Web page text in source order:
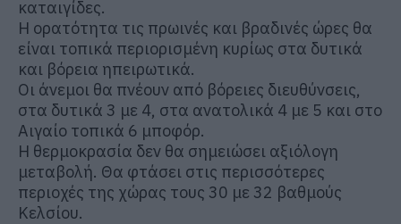
καταιγίδες.
Η ορατότητα τις πρωινές και βραδινές ώρες θα
είναι τοπικά περιορισμένη κυρίως στα δυτικά
και βόρεια ηπειρωτικά.
Οι άνεμοι θα πνέουν από βόρειες διευθύνσεις,
στα δυτικά 3 με 4, στα ανατολικά 4 με 5 και στο
Αιγαίο τοπικά 6 μποφόρ.
Η θερμοκρασία δεν θα σημειώσει αξιόλογη
μεταβολή. Θα φτάσει στις περισσότερες
περιοχές της χώρας τους 30 με 32 βαθμούς
Κελσίου.